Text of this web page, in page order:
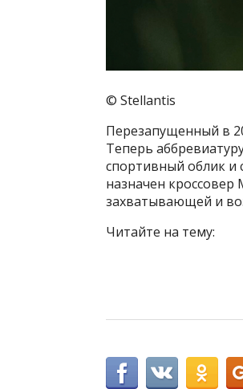
© Stellantis
Перезапущенный в
Теперь
спортивный облик и
назначен
захватывающей и
Читайте на тему: